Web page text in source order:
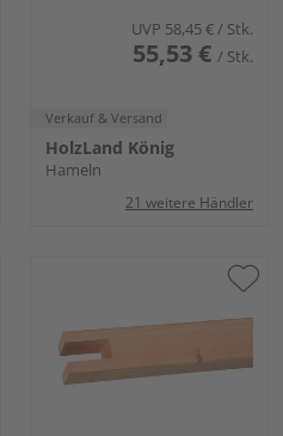
UVP 58,45 €/ Stk.
55,53 € / Stk.
Verkauf & Versand
HolzLand König
Hameln
21 weitere Händler